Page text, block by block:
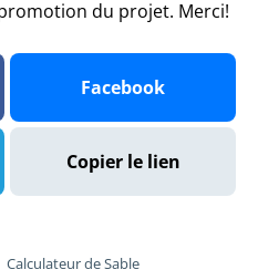
du projet. Merci!
Facebook
Copier le lien
Calculateur de Sable